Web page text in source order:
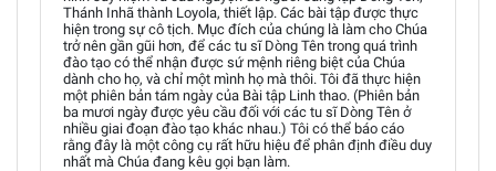
Thánh Inhã thành Loyola, thiết lập. Các bài tập được thực
hiện trong sự cô tịch. Mục đích của chúng là làm cho Chúa
trở nên gần gũi hơn, để các tu sĩ Dòng Tên trong quá trình
đào tạo có thể nhận được sứ mệnh riêng biệt của Chúa
dành cho họ, và chỉ một mình họ mà thôi. Tôi đã thực hiện
một phiên bản tám ngày của Bài tập Linh thao. (Phiên bản
ba mươi ngày được yêu cầu đối với các tu sĩ Dòng Tên ở
nhiều giai đoạn đào tạo khác nhau.) Tôi có thể báo cáo
rằng đây là một công cụ rất hữu hiệu để phân định điều duy
nhất mà Chúa đang kêu gọi bạn làm.